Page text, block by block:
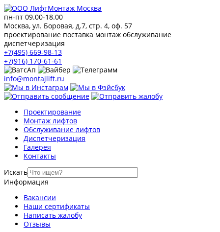
пн-пт 09.00-18.00
Москва, ул. Боровая, д.7, стр. 4, оф. 57
проектирование поставка монтаж обслуживание
диспетчеризация
+7(495) 669-98-13
+7(916) 170-61-61
info@montajlift.ru
Проектирование
Монтаж лифтов
Обслуживание лифтов
Диспетчеризация
Галерея
Контакты
Искать
Информация
Вакансии
Наши сертификаты
Написать жалобу
Отзывы